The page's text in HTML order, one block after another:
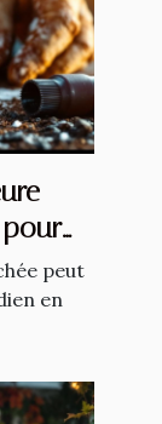
peut
en